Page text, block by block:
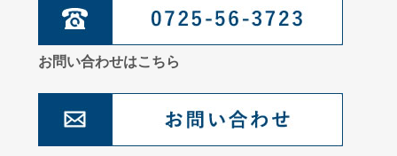
お問い合わせはこちら